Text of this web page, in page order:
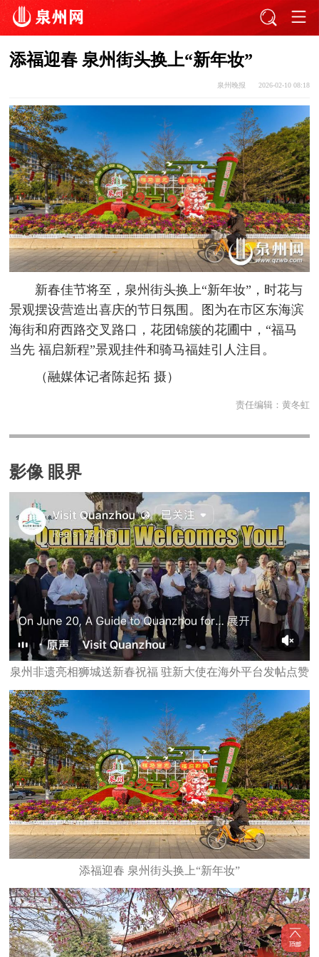
添福迎春 泉州街头换上“新年妆”
泉州晚报 2026-02-10 08:18
新春佳节将至，泉州街头换上“新年妆”，时花与
景观摆设营造出喜庆的节日氛围。图为在市区东海滨
海街和府西路交叉路口，花团锦簇的花圃中，“福马
当先 福启新程”景观挂件和骑马福娃引人注目。
（融媒体记者陈起拓 摄）
责任编辑： 黄冬虹
影像 眼界
泉州非遗亮相狮城送新春祝福 驻新大使在海外平台发帖点赞
添福迎春 泉州街头换上“新年妆”